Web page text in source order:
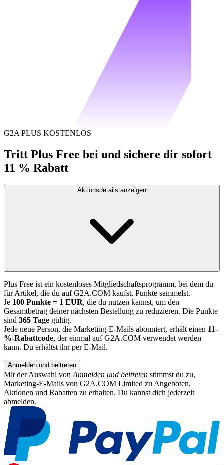
G2A PLUS KOSTENLOS
Tritt Plus Free bei und sichere dir sofort
11 % Rabatt
Aktionsdetails anzeigen
Plus Free ist ein kostenloses Mitgliedschaftsprogramm, bei dem du
für Artikel, die du auf G2A.COM kaufst, Punkte sammelst.
Je 100 Punkte = 1 EUR, die du nutzen kannst, um den
Gesamtbetrag deiner nächsten Bestellung zu reduzieren. Die Punkte
sind 365 Tage gültig.
Jede neue Person, die Marketing-E-Mails abonniert, erhält einen 11-
%-Rabattcode, der einmal auf G2A.COM verwendet werden
kann. Du erhältst ihn per E-Mail.
Anmelden und beitreten
Mit der Auswahl von Anmelden und beitreten stimmst du zu,
Marketing-E-Mails von G2A.COM Limited zu Angeboten,
Aktionen und Rabatten zu erhalten. Du kannst dich jederzeit
abmelden.